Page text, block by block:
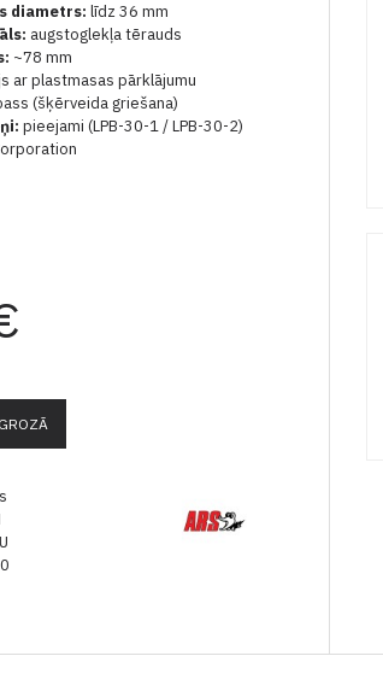
diametrs: līdz 36 mm
augstoglekļa tērauds
~78 mm
ar plastmasas pārklājumu
(šķērveida griešana)
pieejami (LPB-30-1 / LPB-30-2)